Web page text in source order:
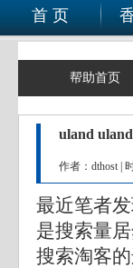
首 页
帮助首页
uland
作者：dthost
最近笔者
是搜索量
搜索淘客